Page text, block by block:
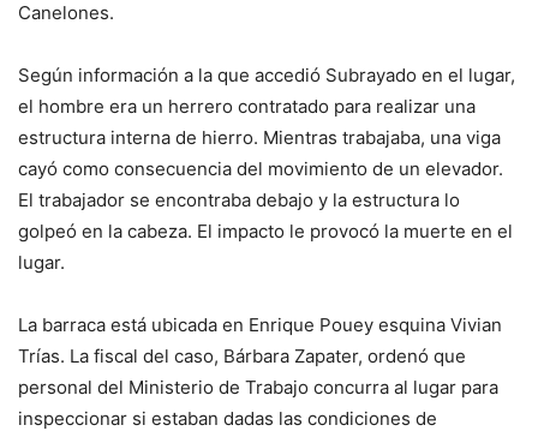
Canelones.
Según información a la que accedió Subrayado en el lugar,
el hombre era un herrero contratado para realizar una
estructura interna de hierro. Mientras trabajaba, una viga
cayó como consecuencia del movimiento de un elevador.
El trabajador se encontraba debajo y la estructura lo
golpeó en la cabeza. El impacto le provocó la muerte en el
lugar.
La barraca está ubicada en Enrique Pouey esquina Vivian
Trías. La fiscal del caso, Bárbara Zapater, ordenó que
personal del Ministerio de Trabajo concurra al lugar para
inspeccionar si estaban dadas las condiciones de